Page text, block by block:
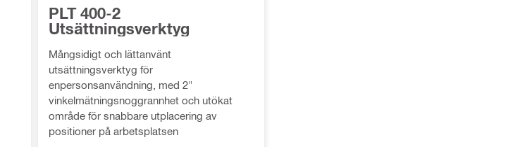
PLT 400-2
Utsättningsverktyg
Mångsidigt och lättanvänt
utsättningsverktyg för
enpersonsanvändning, med 2"
vinkelmätningsnoggrannhet och utökat
område för snabbare utplacering av
positioner på arbetsplatsen